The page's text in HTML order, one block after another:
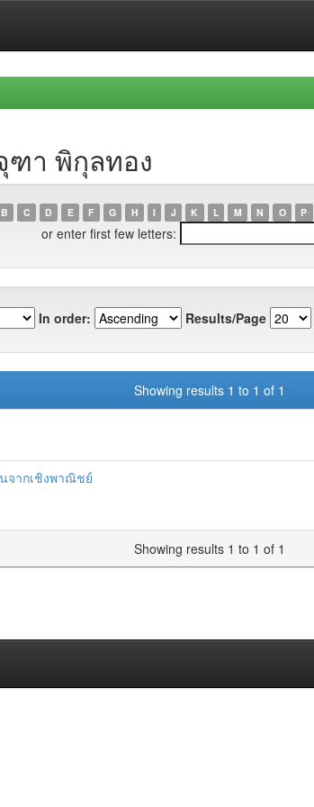
ฑา พิกุลทอง
B C D E F G H I J K L M N O P
or enter first few letters:
In order: Results/Page
Showing results 1 to 1 of 1
จากเชิงพาณิชย์
Showing results 1 to 1 of 1